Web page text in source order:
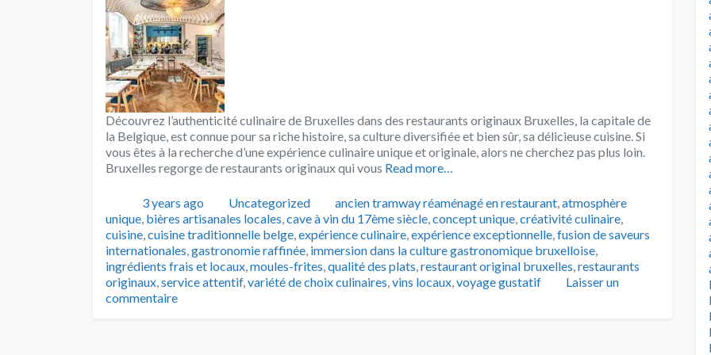
Découvrez l’authenticité culinaire de Bruxelles dans des restaurants originaux Bruxelles, la capitale de
la Belgique, est connue pour sa riche histoire, sa culture diversifiée et bien sûr, sa délicieuse cuisine. Si
vous êtes à la recherche d’une expérience culinaire unique et originale, alors ne cherchez pas plus loin.
Bruxelles regorge de restaurants originaux qui vous Read more…
Publié3 years ago Catégories
Uncategorized Tags
ancien tramway réaménagé en restaurant,atmosphère
unique, bières artisanales locales,cave à vin du 17ème siècle,concept unique,créativité culinaire,
cuisine,cuisine traditionnelle belge,expérience culinaire,expérience exceptionnelle,fusion de saveurs
internationales,gastronomie raffinée, immersion dans la culture gastronomique bruxelloise,
ingrédients frais et locaux,moules-frites,qualité des plats,restaurant original bruxelles,restaurants
originaux,service attentif,variété de choix culinaires,vins locaux,voyage gustatif
Laisser un
commentaire